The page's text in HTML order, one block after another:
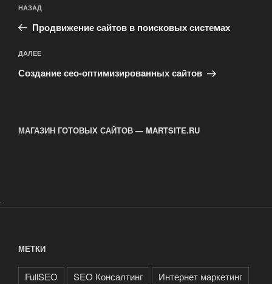
по
записям
Предыдущая
запись:
НАЗАД
Продвижение сайтов в поисковых системах
Следующая
запись
ДАЛЕЕ
Создание сео-оптимизированных сайтов
МАГАЗИН ГОТОВЫХ САЙТОВ — MARTSITE.RU
.
МЕТКИ
FullSEO SEO Консалтинг
Интернет маркетинг